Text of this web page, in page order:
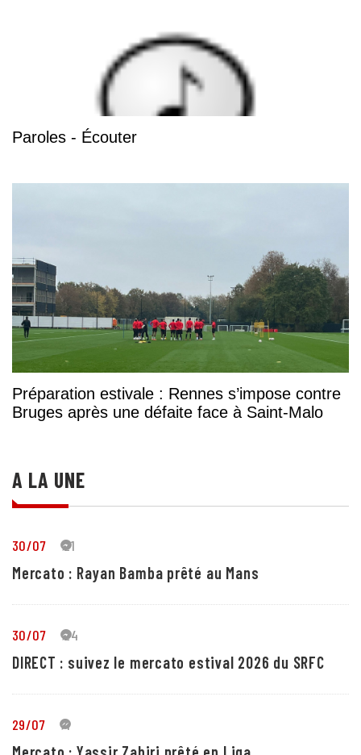
Paroles - Écouter
Préparation estivale : Rennes s’impose contre
Bruges après une défaite face à Saint-Malo
A LA UNE
30/07 21
Mercato : Rayan Bamba prêté au Mans
30/07 24
DIRECT : suivez le mercato estival 2026 du SRFC
29/07 4